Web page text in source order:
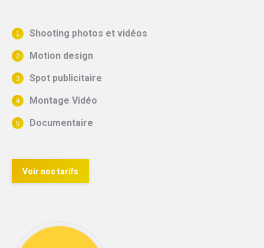
Shooting photos et vidéos
Motion design
Spot publicitaire
Montage Vidéo
Documentaire
Voir nos tarifs